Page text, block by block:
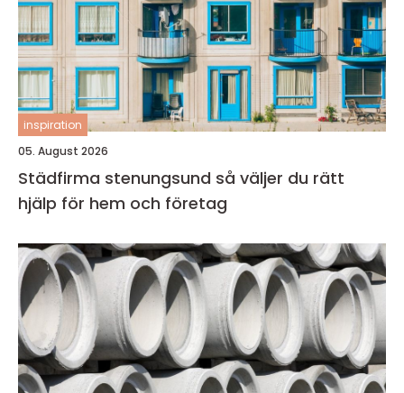
inspiration
05. August 2026
Städfirma stenungsund så väljer du rätt
hjälp för hem och företag